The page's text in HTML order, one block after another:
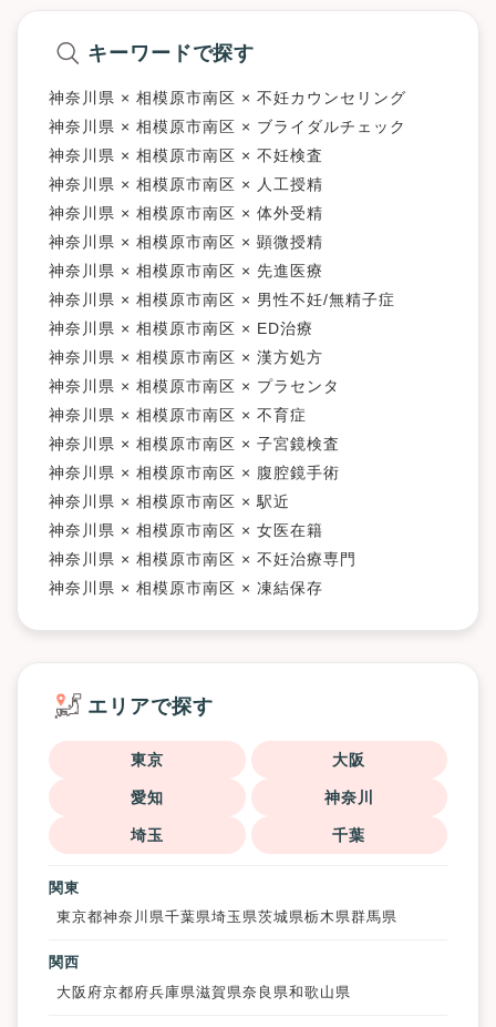
キーワードで探す
神奈川県 × 相模原市南区 × 不妊カウンセリング
神奈川県 × 相模原市南区 × ブライダルチェック
神奈川県 × 相模原市南区 × 不妊検査
神奈川県 × 相模原市南区 × 人工授精
神奈川県 × 相模原市南区 × 体外受精
神奈川県 × 相模原市南区 × 顕微授精
神奈川県 × 相模原市南区 × 先進医療
神奈川県 × 相模原市南区 × 男性不妊/無精子症
神奈川県 × 相模原市南区 × ED治療
神奈川県 × 相模原市南区 × 漢方処方
神奈川県 × 相模原市南区 × プラセンタ
神奈川県 × 相模原市南区 × 不育症
神奈川県 × 相模原市南区 × 子宮鏡検査
神奈川県 × 相模原市南区 × 腹腔鏡手術
神奈川県 × 相模原市南区 × 駅近
神奈川県 × 相模原市南区 × 女医在籍
神奈川県 × 相模原市南区 × 不妊治療専門
神奈川県 × 相模原市南区 × 凍結保存
エリアで探す
東京 大阪
愛知 神奈川
埼玉 千葉
関東
東京都神奈川県千葉県埼玉県茨城県栃木県群馬県
関西
大阪府京都府兵庫県滋賀県奈良県和歌山県